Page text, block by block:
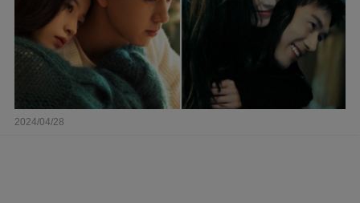
2024/04/28